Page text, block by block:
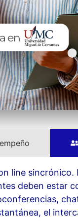
line
deben estar
el